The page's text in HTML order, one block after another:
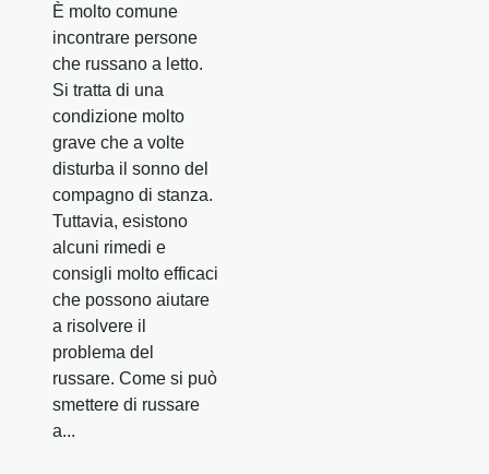
È molto comune
incontrare persone
che russano a letto.
Si tratta di una
condizione molto
grave che a volte
disturba il sonno del
compagno di stanza.
Tuttavia, esistono
alcuni rimedi e
consigli molto efficaci
che possono aiutare
a risolvere il
problema del
russare. Come si può
smettere di russare
a...